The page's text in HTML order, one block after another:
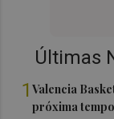
Últimas
1Valencia
próxima